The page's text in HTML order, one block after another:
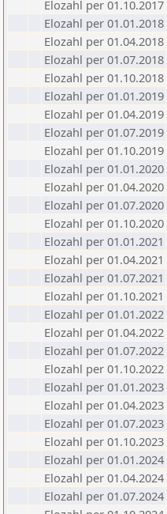
Elozahl per 01.10.2017
Elozahl per 01.01.2018
Elozahl per 01.04.2018
Elozahl per 01.07.2018
Elozahl per 01.10.2018
Elozahl per 01.01.2019
Elozahl per 01.04.2019
Elozahl per 01.07.2019
Elozahl per 01.10.2019
Elozahl per 01.01.2020
Elozahl per 01.04.2020
Elozahl per 01.07.2020
Elozahl per 01.10.2020
Elozahl per 01.01.2021
Elozahl per 01.04.2021
Elozahl per 01.07.2021
Elozahl per 01.10.2021
Elozahl per 01.01.2022
Elozahl per 01.04.2022
Elozahl per 01.07.2022
Elozahl per 01.10.2022
Elozahl per 01.01.2023
Elozahl per 01.04.2023
Elozahl per 01.07.2023
Elozahl per 01.10.2023
Elozahl per 01.01.2024
Elozahl per 01.04.2024
Elozahl per 01.07.2024